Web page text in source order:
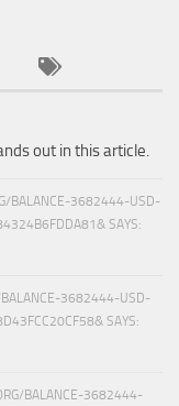
out in this article.
BALANCE-3682444-USD-
SAYS:
BALANCE-3682444-USD-
SAYS:
BALANCE-3682444-